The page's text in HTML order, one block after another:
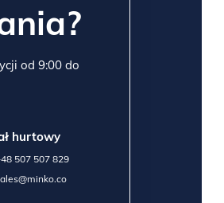
od 9:00 do
hurtowy
507 507 829